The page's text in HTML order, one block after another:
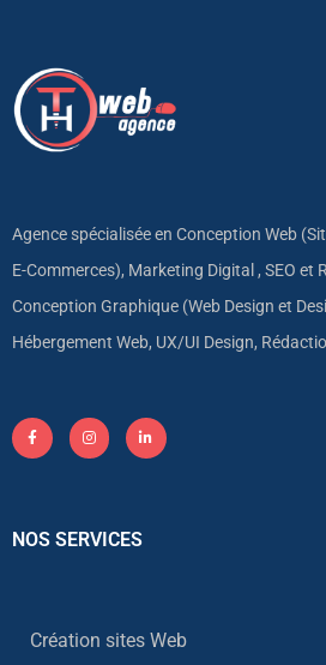
Agence spécialisée en Conception Web
E-Commerces), Marketing Digital , SEO et
Conception Graphique (Web Design et
Hébergement Web, UX/UI Design,
NOS SERVICES
Création sites Web